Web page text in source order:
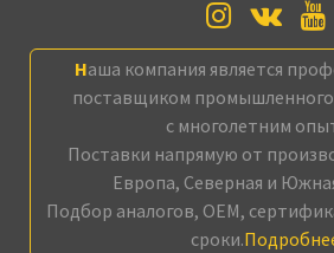
Наша компания является профессиональным
поставщиком
с многолетним
Поставки напрямую от
Европа, Северная и
Подбор аналогов, OEM,
сроки.